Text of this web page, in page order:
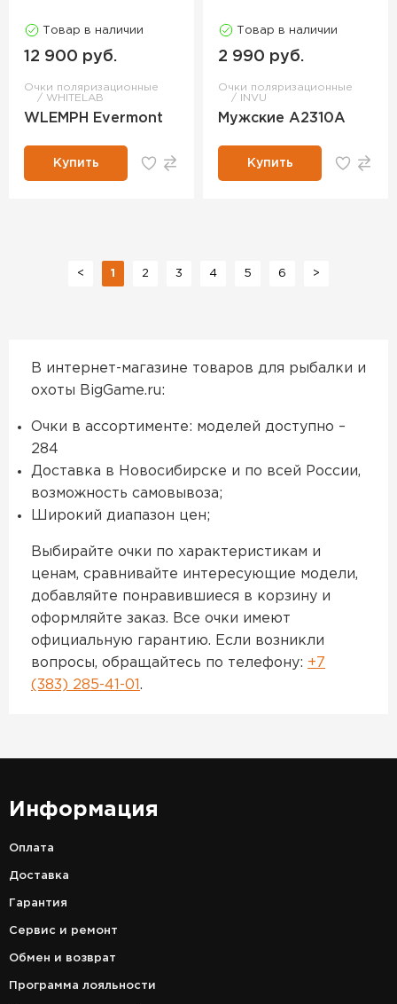
Товар в наличии
12 900 руб.
Очки поляризационные
WHITELAB
WLEMPH Evermont
Купить
Товар в наличии
2 990 руб.
Очки поляризационные
INVU
Мужские A2310A
Купить
< 1 2 3 4 5 6 >
В интернет-магазине товаров для рыбалки и
охоты BigGame.ru:
Очки в ассортименте: моделей доступно –
284
Доставка в Новосибирске и по всей России,
возможность самовывоза;
Широкий диапазон цен;
Выбирайте очки по характеристикам и
ценам, сравнивайте интересующие модели,
добавляйте понравившиеся в корзину и
оформляйте заказ. Все очки имеют
официальную гарантию. Если возникли
вопросы, обращайтесь по телефону: +7
(383) 285-41-01 .
Информация
Оплата
Доставка
Гарантия
Сервис и ремонт
Обмен и возврат
Программа лояльности